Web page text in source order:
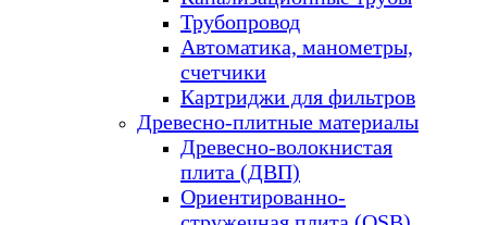
Трубопровод
Автоматика, манометры,
счетчики
Картриджи для фильтров
Древесно-плитные материалы
Древесно-волокнистая
плита (ДВП)
Ориентированно-